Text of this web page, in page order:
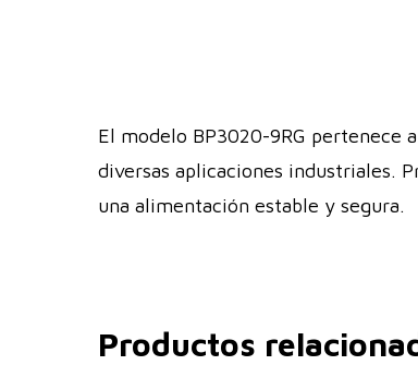
El modelo BP3020-9RG pertenece
diversas aplicaciones industriales.
una alimentación estable y segura.
Productos